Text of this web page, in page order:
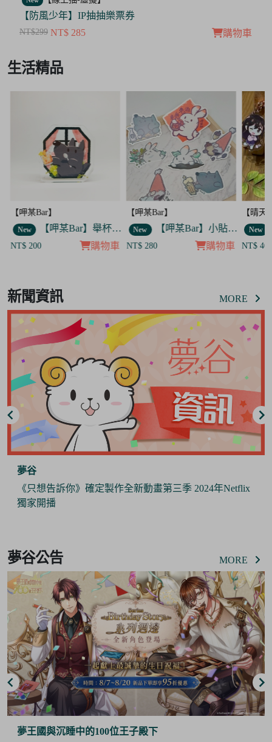
【茜色線上抽票券】限量周邊抽抽樂
NT$100 NT$ 50
購物車
3
生活精品
【呷某Bar】
New 【呷某Bar】小貼紙 7入套組
NT$ 280 購物車
【晴天咖啡館】
New 【晴天咖啡館】吊飾套組
NT$ 400 購物車
【呷某
New
NT$
of
8
新聞資訊 MORE
夢谷
《只想告訴你》確定製作全新動畫第三季 2024年Netflix
獨家開播
of
6
夢谷公告 MORE
夢王國與沉睡中的100位王子殿下